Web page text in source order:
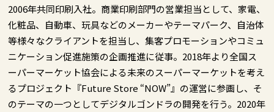
2006年共同印刷入社。商業印刷部門の営業担当として、家電、
化粧品、自動車、玩具などのメーカーやテーマパーク、自治体
等様々なクライアントを担当し、集客プロモーションやコミュ
ニケーション促進施策の企画推進に従事。2018年より全国ス
ーパーマーケット協会による未来のスーパーマーケットを考え
るプロジェクト『Future Store “NOW”』の運営に参画し、そ
のテーマの一つとしてデジタルゴンドラの開発を行う。2020年